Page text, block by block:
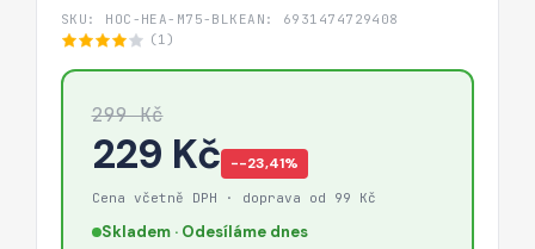
SKU: HOC-HEA-M75-BLK EAN: 6931474729408
(1)
299 Kč
229 Kč −-23,41%
Cena včetně DPH · doprava od 99 Kč
Skladem · Odesíláme dnes